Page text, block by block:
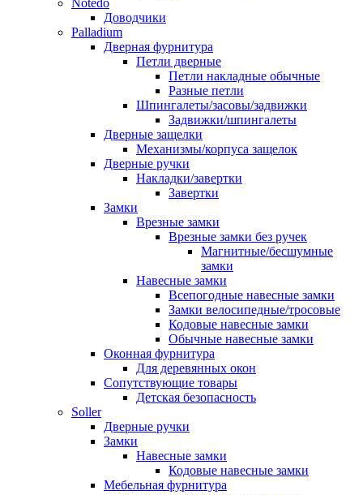
Notedo
Доводчики
Palladium
Дверная фурнитура
Петли дверные
Петли накладные обычные
Разные петли
Шпингалеты/засовы/задвижки
Задвижки/шпингалеты
Дверные защелки
Механизмы/корпуса защелок
Дверные ручки
Накладки/завертки
Завертки
Замки
Врезные замки
Врезные замки без ручек
Магнитные/бесшумные
замки
Навесные замки
Всепогодные навесные замки
Замки велосипедные/тросовые
Кодовые навесные замки
Обычные навесные замки
Оконная фурнитура
Для деревянных окон
Сопутствующие товары
Детская безопасность
Soller
Дверные ручки
Замки
Навесные замки
Кодовые навесные замки
Мебельная фурнитура